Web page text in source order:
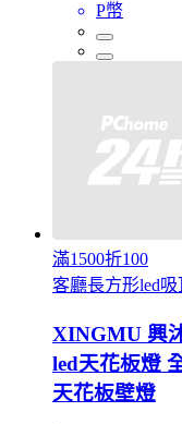
P幣
滿1500折100
客廳長方形led
XINGMU 興
led天花板燈
天花板壁燈